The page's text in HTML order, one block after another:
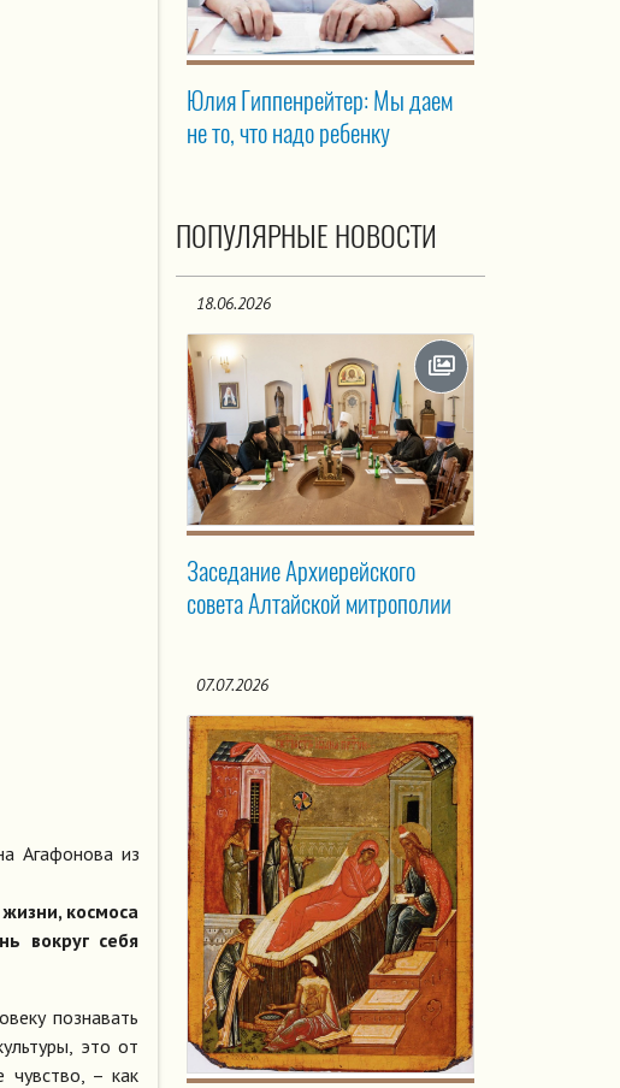
Агафонова из
космоса
вокруг себя
познавать
это от
чувство, – как
Юлия Гиппенрейтер: Мы даем
не то, что надо ребенку
ПОПУЛЯРНЫЕ НОВОСТИ
18.06.2026
Заседание Архиерейского
совета Алтайской митрополии
07.07.2026